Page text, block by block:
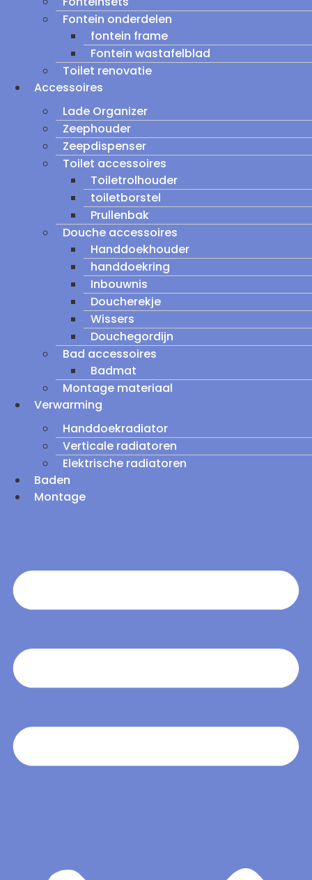
Fontein onderdelen
fontein frame
Fontein wastafelblad
Toilet renovatie
Accessoires
Lade Organizer
Zeephouder
Zeepdispenser
Toilet accessoires
Toiletrolhouder
toiletborstel
Prullenbak
Douche accessoires
Handdoekhouder
handdoekring
Inbouwnis
Doucherekje
Wissers
Douchegordijn
Bad accessoires
Badmat
Montage materiaal
Verwarming
Handdoekradiator
Verticale radiatoren
Elektrische radiatoren
Baden
Montage